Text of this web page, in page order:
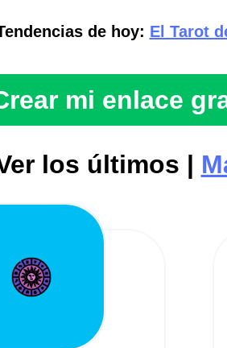
de hoy: El Tarot
mi enlace
los últimos |